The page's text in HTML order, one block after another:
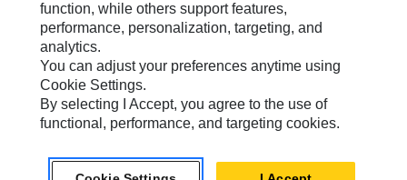
Cookie Settings
法的事項
プライバシー
Japanese
載を禁じます）
function, while others support features,
performance, personalization, targeting, and
analytics.
You can adjust your preferences anytime using
Cookie Settings.
By selecting I Accept, you agree to the use of
functional, performance, and targeting cookies.